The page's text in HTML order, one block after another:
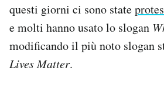
questi giorni ci sono state
e molti hanno usato lo slogan
modificando il più noto slogan
Lives Matter.